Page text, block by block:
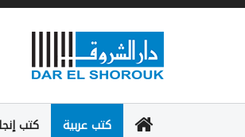
كتب عربية كتب